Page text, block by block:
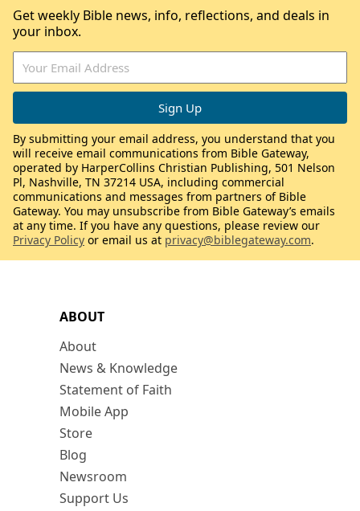
ABOUT
About
News & Knowledge
Statement of Faith
Mobile App
Store
Blog
Newsroom
Support Us
Get weekly Bible news, info, reflections, and deals in
your inbox.
By submitting your email address, you understand that you
will receive email communications from Bible Gateway,
operated by HarperCollins Christian Publishing, 501 Nelson
Pl, Nashville, TN 37214 USA, including commercial
communications and messages from partners of Bible
Gateway. You may unsubscribe from Bible Gateway’s emails
at any time. If you have any questions, please review our
Privacy Policy or email us at privacy@biblegateway.com.